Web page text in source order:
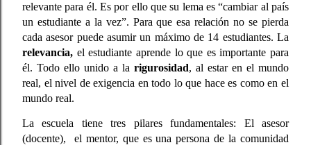
relevante para él. Es por ello que su lema es “cambiar al país
un estudiante a la vez”. Para que esa relación no se pierda
relevancia, el estudiante aprende lo que es importante para
él. Todo ello unido a la rigurosidad, al estar en el mundo
real, el nivel de exigencia en todo lo que hace es como en el
mundo real.
La escuela tiene tres pilares fundamentales: El asesor
(docente),  el mentor, que es una persona de la comunidad